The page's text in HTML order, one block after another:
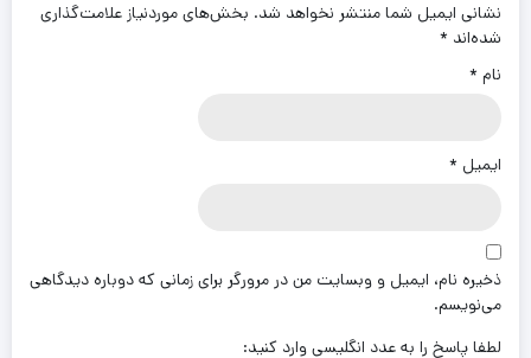
نشانی ایمیل شما منتشر نخواهد شد. بخش‌های موردنیاز علامت‌گذاری
شده‌اند *
نام *
ایمیل *
ذخیره نام، ایمیل و وبسایت من در مرورگر برای زمانی که دوباره دیدگاهی
می‌نویسم.
لطفا پاسخ را به عدد انگلیسی وارد کنید: